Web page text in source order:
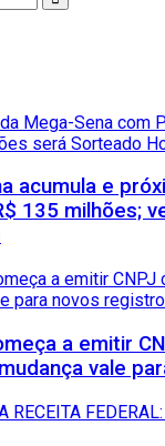
acumula e
135 milhões;
a emitir
vale